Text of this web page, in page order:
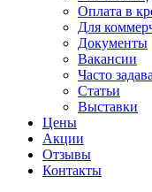
Оплата в
Для
Документы
Вакансии
Часто
Статьи
Выставки
Цены
Акции
Отзывы
Контакты